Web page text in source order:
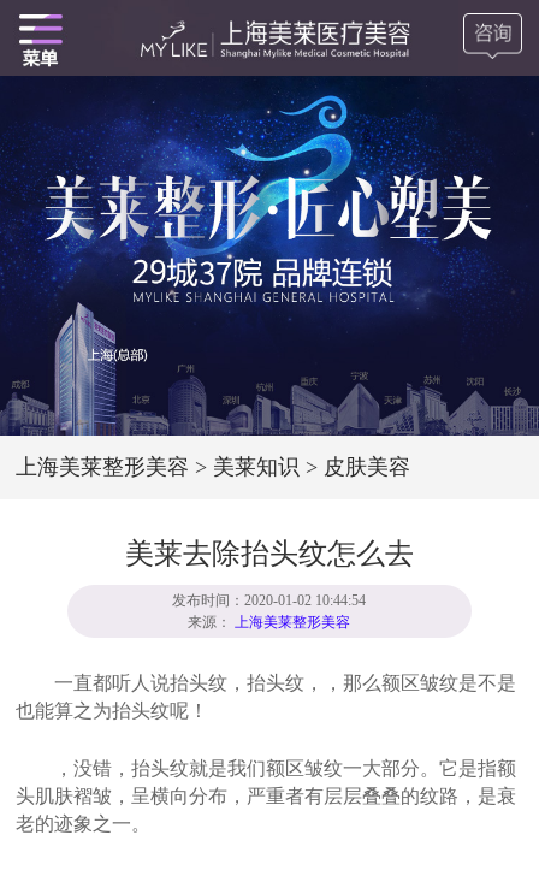
上海美莱整形美容 > 美莱知识 > 皮肤美容
美莱去除抬头纹怎么去
发布时间：2020-01-02 10:44:54
来源：上海美莱整形美容
一直都听人说抬头纹，抬头纹，，那么额区皱纹是不是
也能算之为抬头纹呢！
，没错，抬头纹就是我们额区皱纹一大部分。它是指额
头肌肤褶皱，呈横向分布，严重者有层层叠叠的纹路，是衰
老的迹象之一。